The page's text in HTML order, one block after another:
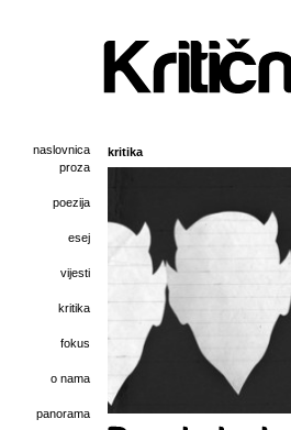
naslovnica
proza
poezija
esej
vijesti
kritika
fokus
o nama
panorama
kritika